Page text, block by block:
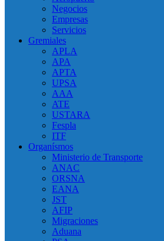
Negocios
Empresas
Servicios
Gremiales
APLA
APA
APTA
UPSA
AAA
ATE
USTARA
Fespla
ITF
Organísmos
Ministerio de Transporte
ANAC
ORSNA
EANA
JST
AFIP
Migraciones
Aduana